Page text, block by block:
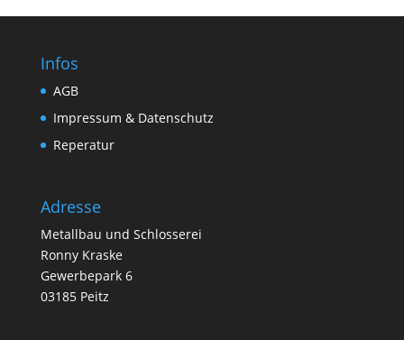
Infos
AGB
Impressum & Datenschutz
Reperatur
Adresse
Metallbau und Schlosserei
Ronny Kraske
Gewerbepark 6
03185 Peitz